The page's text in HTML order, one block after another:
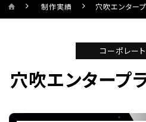
制作実績 穴吹エンター
コーポレー
穴吹エンタープ